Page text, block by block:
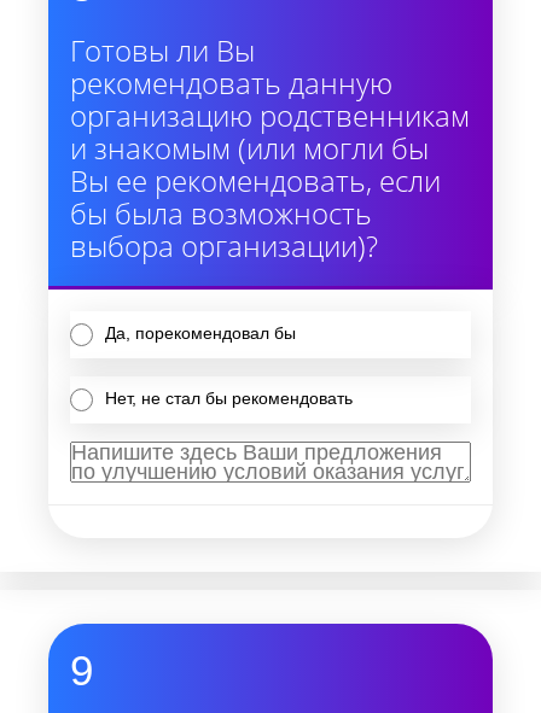
Готовы ли Вы
рекомендовать данную
организацию родственникам
и знакомым (или могли бы
Вы ее рекомендовать, если
бы была возможность
выбора организации)?
Да, порекомендовал бы
Нет, не стал бы рекомендовать
9